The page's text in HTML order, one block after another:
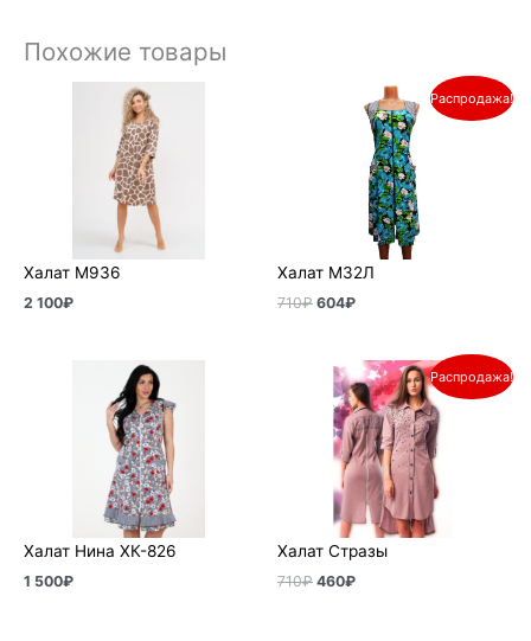
Похожие товары
Халат М936
2 100₽
Распродажа!
Халат М32Л
710₽
Первоначальная
составляла
604₽
Текущая
цена:
604₽.
Халат Нина ХК-826
1 500₽
Распродажа!
Халат Стразы
710₽
Первоначальная
цена
составляла
710₽.
460₽
Текущая
цена:
460₽.